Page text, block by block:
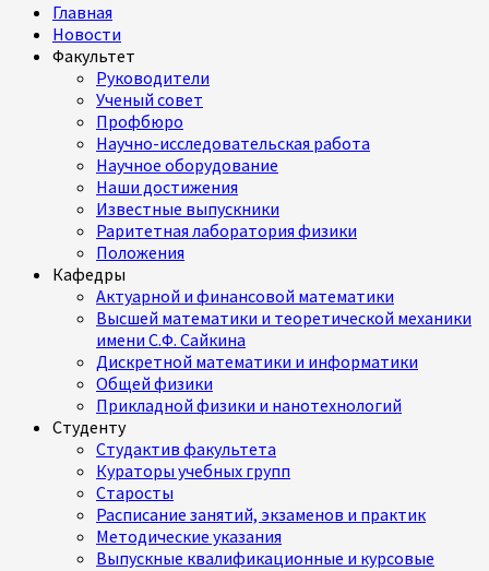
Главная
Новости
Факультет
Руководители
Ученый совет
Профбюро
Научно-исследовательская работа
Научное оборудование
Наши достижения
Известные выпускники
Раритетная лаборатория физики
Положения
Кафедры
Актуарной и финансовой математики
Высшей математики и теоретической механики
имени С.Ф. Сайкина
Дискретной математики и информатики
Общей физики
Прикладной физики и нанотехнологий
Студенту
Студактив факультета
Кураторы учебных групп
Старосты
Расписание занятий, экзаменов и практик
Методические указания
Выпускные квалификационные и курсовые